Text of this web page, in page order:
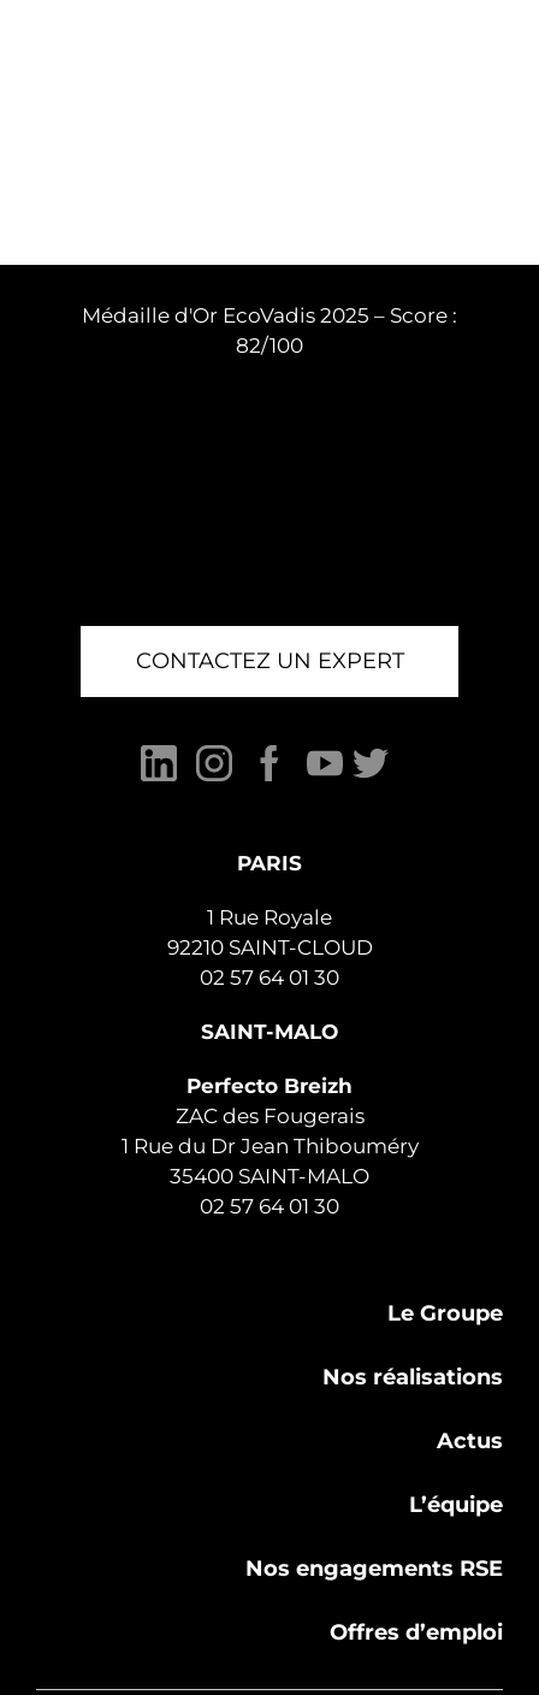
Médaille d'Or EcoVadis 2025 – Score :
82/100
CONTACTEZ UN EXPERT
PARIS
1 Rue Royale
92210 SAINT-CLOUD
02 57 64 01 30
SAINT-MALO
Perfecto Breizh
ZAC des Fougerais
1 Rue du Dr Jean Thibouméry
35400 SAINT-MALO
02 57 64 01 30
Le Groupe
Nos réalisations
Actus
L’équipe
Nos engagements RSE
Offres d’emploi